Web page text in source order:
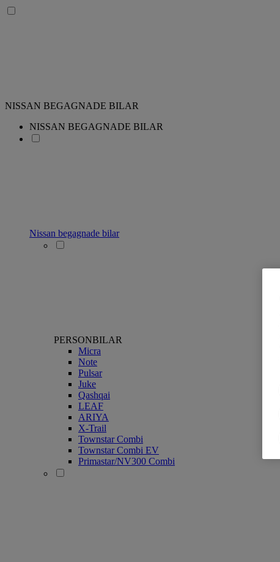
NISSAN BEGAGNADE BILAR
NISSAN BEGAGNADE BILAR
Nissan begagnade bilar
PERSONBILAR
Micra
Note
Pulsar
Juke
Qashqai
LEAF
ARIYA
X-Trail
Townstar Combi
Townstar Combi EV
Primastar/NV300 Combi